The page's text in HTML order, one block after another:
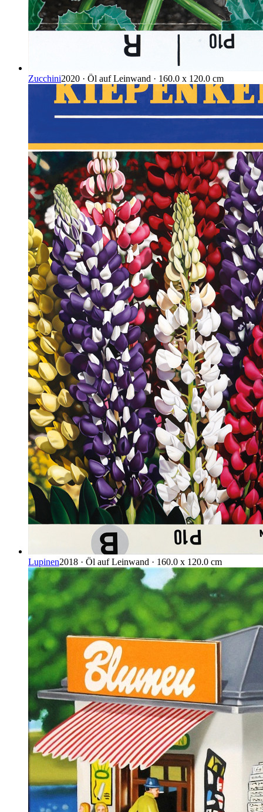
Zucchini2020 · Öl auf Leinwand · 160.0 x 120.0 cm
Lupinen2018 · Öl auf Leinwand · 160.0 x 120.0 cm